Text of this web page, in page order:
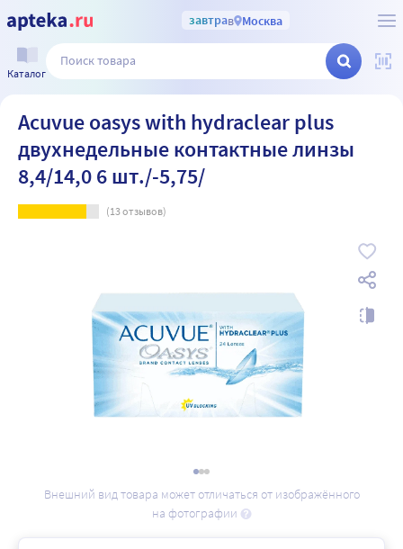
завтрав Москва
Каталог
Acuvue oasys with hydraclear plus
двухнедельные контактные линзы
8,4/14,0 6 шт./-5,75/
(13отзывов)
Внешний вид товара может отличаться от изображённого
на фотографии